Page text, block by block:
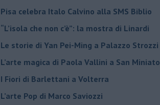
Pisa celebra Italo Calvino alla SMS Biblio
“L’isola che non c’è”: la mostra di Linardi
​Le storie di Yan Pei-Ming a Palazzo Strozzi
​L’arte magica di Paola Vallini a San Miniato
​I Fiori di Barlettani a Volterra
​L’arte Pop di Marco Saviozzi